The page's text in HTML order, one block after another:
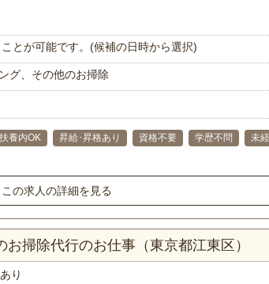
とが可能です。(候補の日時から選択)
グ、その他のお掃除
扶養内OK 昇給･昇格あり 資格不要 学歴不問 未
この求人の詳細を見る
掃除代行のお仕事（東京都江東区）
り